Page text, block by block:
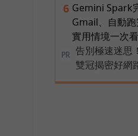
6 Gemini Spark
Gmail、自動
實用情境一次看
PR
告別極速迷思
雙冠揭密好網